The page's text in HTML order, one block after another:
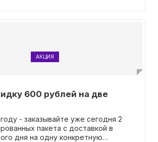
АКЦИЯ
600 рублей на две
- заказывайте уже сегодня 2
пакета с доставкой в
дня на одну конкретную